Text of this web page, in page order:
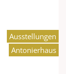
Ausstellungen
Antonierhaus